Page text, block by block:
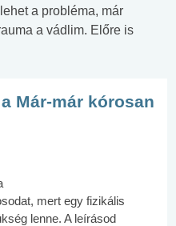
a probléma, már
a vádlim. Előre is
Már-már kórosan
mert egy fizikális
lenne. A leírásod